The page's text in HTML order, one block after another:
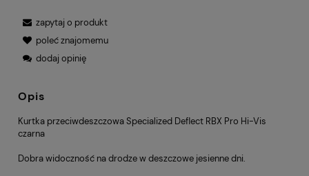
zapytaj o produkt
poleć znajomemu
dodaj opinię
Opis
Kurtka przeciwdeszczowa Specialized Deflect RBX Pro Hi-Vis
czarna
Dobra widoczność na drodze w deszczowe jesienne dni.